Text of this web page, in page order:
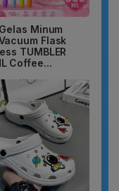
Minum
Flask
TUMBLER
Coffee...